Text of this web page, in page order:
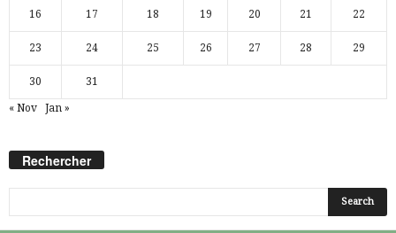
16 17 18 19 20 21 22
23 24 25 26 27 28 29
30 31
« Nov Jan »
Rechercher